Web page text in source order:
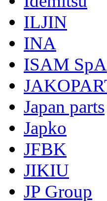
ILJIN
INA
ISAM SpA
Japan parts
Japko
JFBK
JIKIU
JP Group